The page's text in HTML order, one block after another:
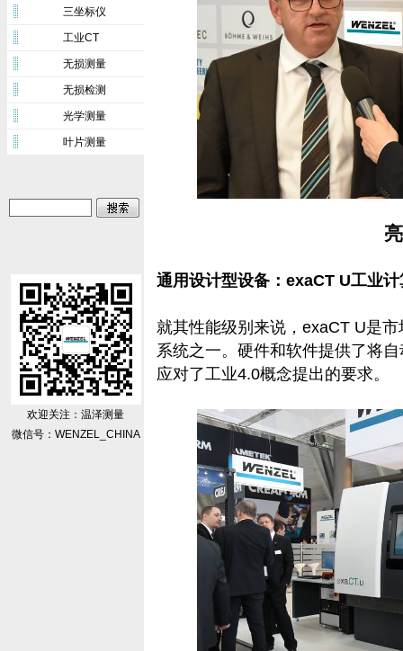
三坐标仪
工业CT
无损测量
无损检测
光学测量
叶片测量
欢迎关注：温泽测量
微信号：WENZEL_CHINA
通用设计型设备：exaCT U工业
就其性能级别来说，exaCT U是
系统之一。硬件和软件提供了将
应对了工业4.0概念提出的要求。